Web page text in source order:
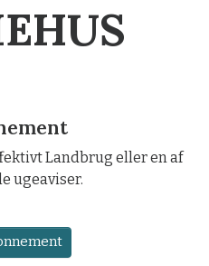
Landbrug eller en af
ugeaviser.